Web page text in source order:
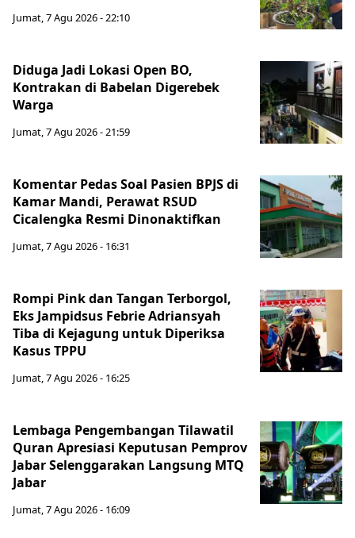
Jumat, 7 Agu 2026 - 22:10
Diduga Jadi Lokasi Open BO,
Kontrakan di Babelan Digerebek
Warga
Jumat, 7 Agu 2026 - 21:59
Komentar Pedas Soal Pasien BPJS di
Kamar Mandi, Perawat RSUD
Cicalengka Resmi Dinonaktifkan
Jumat, 7 Agu 2026 - 16:31
Rompi Pink dan Tangan Terborgol,
Eks Jampidsus Febrie Adriansyah
Tiba di Kejagung untuk Diperiksa
Kasus TPPU
Jumat, 7 Agu 2026 - 16:25
Lembaga Pengembangan Tilawatil
Quran Apresiasi Keputusan Pemprov
Jabar Selenggarakan Langsung MTQ
Jabar
Jumat, 7 Agu 2026 - 16:09